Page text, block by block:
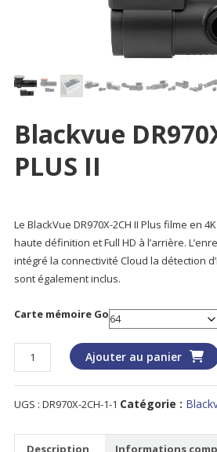
Blackvue
PLUS II
Le BlackVue DR970X-2CH II Plus filme en
haute définition et Full HD à l’arrière.
intégré la connectivité Cloud la détection
sont également inclus.
Carte mémoire Go
quantité
de
Blackvue
DR970X
Ajouter au panier
UGS : DR970X-2CH-1-1 Catégorie :
Description
Informations